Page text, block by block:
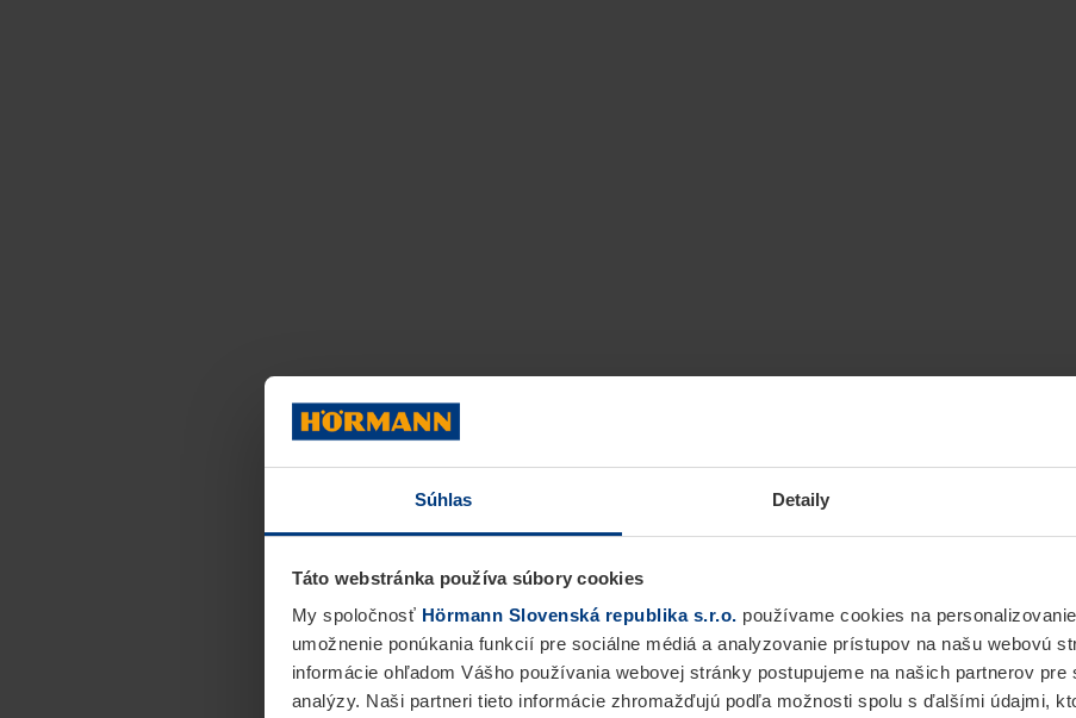
Súhlas Detaily
Táto webstránka používa súbory cookies
My spoločnosť Hörmann Slovenská republika s.r.o. používame cookies na
umožnenie ponúkania funkcií pre sociálne médiá a analyzovanie prístupov na našu webovú
informácie ohľadom Vášho používania webovej stránky postupujeme na našich partnerov pre
analýzy. Naši partneri tieto informácie zhromažďujú podľa možnosti spolu s ďalšími údajmi,